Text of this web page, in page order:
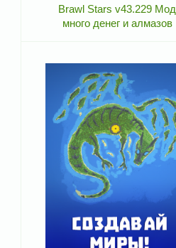
Brawl Stars v43.229 Мод
много денег и алмазов